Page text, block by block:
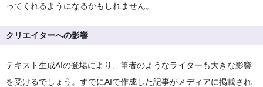
ってくれるようになるかもしれません。
クリエイターへの影響
テキスト生成AIの登場により、筆者のようなライターも大きな影響
を受けるでしょう。すでにAIで作成した記事がメディアに掲載され